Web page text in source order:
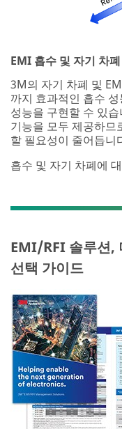
EMI 흡수 및 자기 차
3M의 자기 차폐 및
까지 효과적인 흡수
성능을 구현할 수 있
기능을 모두 제공하므
할 필요성이 줄어듭니
흡수 및 자기 차폐에
EMI/RFI 솔루션,
선택 가이드